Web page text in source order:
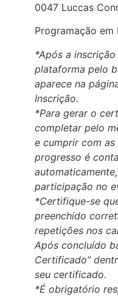
0047 Luccas
Programação em
*Após a
plataforma pelo
aparece na
Inscrição.
*Para gerar o
completar pelo
e cumprir com
progresso é
participação no
*Certifique-se
preenchido
repetições nos
Após concluído
Certificado”
seu certificado.
*É obrigatório